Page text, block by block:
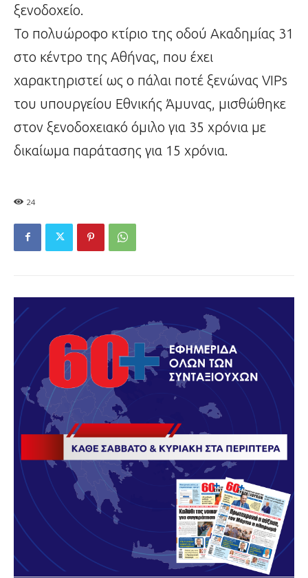
ξενοδοχείο.
Το πολυώροφο κτίριο της οδού Ακαδημίας 31
στο κέντρο της Αθήνας, που έχει
χαρακτηριστεί ως ο πάλαι ποτέ ξενώνας VIPs
του υπουργείου Εθνικής Άμυνας, μισθώθηκε
στον ξενοδοχειακό όμιλο για 35 χρόνια με
δικαίωμα παράτασης για 15 χρόνια.
24